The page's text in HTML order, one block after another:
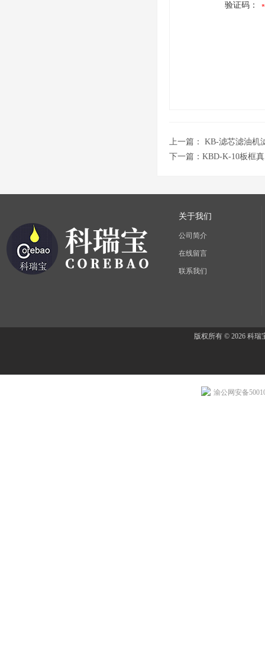
验证码：
上一篇： KB-滤芯滤油机
下一篇： KBD-K-10板框
关于我们
公司简介
在线留言
联系我们
版权所有 © 2026 科
渝公网安备